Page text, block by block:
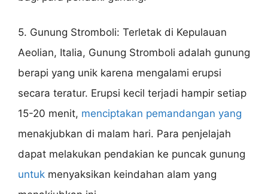
5. Gunung Stromboli: Terletak di Kepulauan
Aeolian, Italia, Gunung Stromboli adalah gunung
berapi yang unik karena mengalami erupsi
secara teratur. Erupsi kecil terjadi hampir setiap
15-20 menit, menciptakan pemandangan yang
menakjubkan di malam hari. Para penjelajah
dapat melakukan pendakian ke puncak gunung
untuk menyaksikan keindahan alam yang